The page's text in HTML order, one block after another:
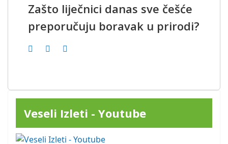
Zašto liječnici danas sve češće
preporučuju boravak u prirodi?
Veseli Izleti - Youtube